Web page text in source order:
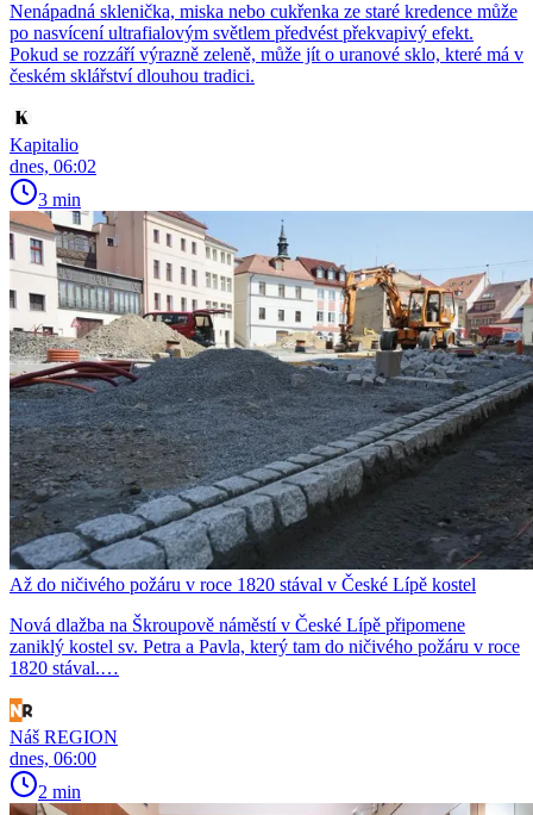
Nenápadná sklenička, miska nebo cukřenka ze staré kredence může
po nasvícení ultrafialovým světlem předvést překvapivý efekt.
Pokud se rozzáří výrazně zeleně, může jít o uranové sklo, které má v
českém sklářství dlouhou tradici.
Kapitalio
dnes, 06:02
3 min
Až do ničivého požáru v roce 1820 stával v České Lípě kostel
Nová dlažba na Škroupově náměstí v České Lípě připomene
zaniklý kostel sv. Petra a Pavla, který tam do ničivého požáru v roce
1820 stával.…
Náš REGION
dnes, 06:00
2 min